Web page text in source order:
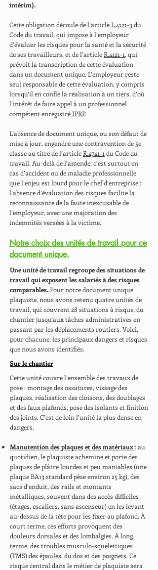
intérim).
Cette obligation découle de l’articleL.4121-3 du
Code du travail, qui impose à l’employeur
d’évaluer les risques pour la santé et la sécurité
de ses travailleurs, et de l’articleR.4121-1, qui
prévoit la transcription de cette évaluation
dans un document unique. L’employeur reste
seul responsable de cette évaluation, y compris
lorsqu’il en confie la réalisation à un tiers, d’où
l’intérêt de faire appel à un professionnel
compétent enregistréIPRP.
L’absence de document unique, ou son défaut de
mise à jour, engendre une contravention de 5e
classe au titre de l’articleR.4741-1 du Code du
travail. Au-delà de l’amende, c’est surtout en
cas d’accident ou de maladie professionnelle
que l’enjeu est lourd pour le chef d’entreprise :
l’absence d’évaluation des risques facilite la
reconnaissance de la faute inexcusable de
l’employeur, avec une majoration des
indemnités versées à la victime.
Notre choix des unités de travail pour ce
document unique.
Une unité de travail regroupe des situations de
travail qui exposent les salariés à des risques
comparables.Pour notre document unique
plaquiste, nous avons retenu quatre unités de
travail, qui couvrent 28 situations à risque, du
chantier jusqu’aux tâches administratives en
passant par les déplacements routiers. Voici,
pour chacune, les principaux dangers et risques
que nous avons identifiés.
Sur le chantier
Cette unité couvre l’ensemble des travaux de
pose : montage des ossatures, vissage des
plaques, réalisation des cloisons, des doublages
et des faux plafonds, pose des isolants et finition
des joints. C’est de loin l’unité la plus dense en
dangers.
Manutention des plaques et des matériaux: au
quotidien, le plaquiste achemine et porte des
plaques de plâtre lourdes et peu maniables (une
plaque BA13 standard pèse environ 25 kg), des
sacs d’enduit, des rails et montants
métalliques, souvent dans des accès difficiles
(étages, escaliers, sans ascenseur) en les levant
au-dessus de la tête pour les fixer au plafond. À
court terme, ces efforts provoquent des
douleurs dorsales et des lombalgies. À long
terme, des troubles musculo-squelettiques
(TMS) des épaules, du dos et des poignets. Ce
risque central dans le métier de plaquiste sera